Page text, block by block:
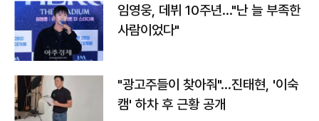
임영웅, 데뷔 10주년…"난 늘 부족한
사람이었다"
"광고주들이 찾아줘"…진태현, '이숙
캠' 하차 후 근황 공개